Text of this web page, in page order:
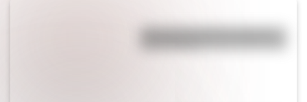
¿Por qué los perros se ponen